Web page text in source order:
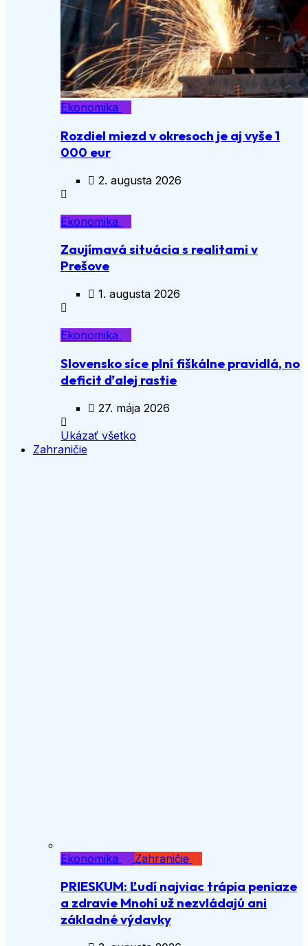
Ekonomika
Rozdiel miezd v okresoch je aj vyše 1
000 eur
2. augusta 2026
Ekonomika
Zaujímavá situácia s realitami v
Prešove
1. augusta 2026
Ekonomika
Slovensko síce plní fiškálne pravidlá, no
deficit ďalej rastie
27. mája 2026
Ukázať všetko
Zahraničie
Ekonomika Zahraničie
PRIESKUM: Ľudí najviac trápia peniaze
a zdravie Mnohí už nezvládajú ani
základné výdavky